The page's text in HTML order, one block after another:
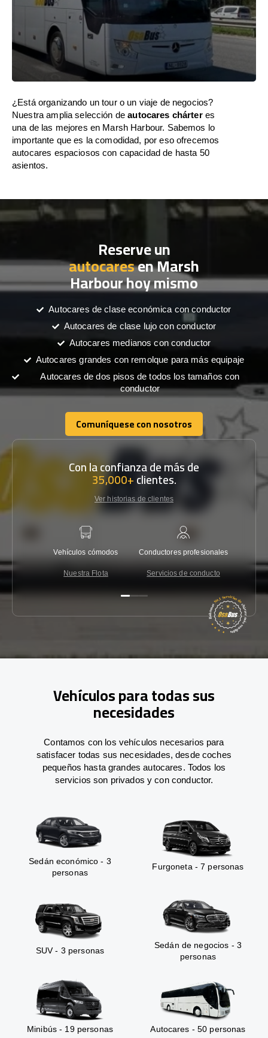
¿Está organizando un tour o un viaje de negocios?
Nuestra amplia selección deautocares chárteres
una de las mejores en Marsh Harbour. Sabemos lo
importante que es la comodidad, por eso ofrecemos
autocares espaciosos con capacidad de hasta 50
asientos.
Reserve un
autocaresen Marsh
Harbour hoy mismo
Autocares de clase económica con conductor
Autocares de clase lujo con conductor
Autocares medianos con conductor
Autocares grandes con remolque para más equipaje
Autocares de dos pisos de todos los tamaños con
conductor
Comuníquese con nosotros
Comuníquese con nosotros
Con la confianza de más de
35,000+clientes.
Ver historias de clientes
Vehículos cómodos
Nuestra Flota
Conductores profesionales
Servicios de conducto
Vehículos para todas sus
necesidades
Contamos con los vehículos necesarios para
satisfacer todas sus necesidades, desde coches
pequeños hasta grandes autocares. Todos los
servicios son privados y con conductor.
Sedán económico - 3
personas
Furgoneta - 7 personas
SUV - 3 personas
Sedán de negocios - 3
personas
Minibús - 19 personas Autocares - 50 personas